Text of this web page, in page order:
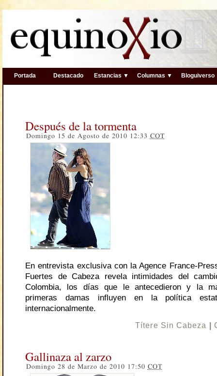
Portada Destacado Estancias ▼ Columnas ▼ Bloguiverso
Después de la tormenta
Domingo 15 de Agosto de 2010 12:33 COT
En entrevista exclusiva con la Agence France-
Fuertes de Cabeza revela intimidades del
Colombia, los días que le antecedieron y la
primeras damas influyen en la política
internacionalmente.
Títere Sin Cabeza
Gallinaza al zarzo
Domingo 28 de Marzo de 2010 17:50 COT